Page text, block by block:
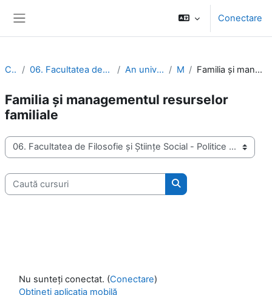
Conectare
Cursuri 06. Facultatea de Filosofie și Științe Social - Politice An universitar 2021-2022 Master Familia și managementul resurselor familiale
Familia și managementul resurselor
familiale
Categorii curs
Caută cursuri
Caută cursuri
Nu sunteți conectat. (Conectare)
Obțineți aplicația mobilă